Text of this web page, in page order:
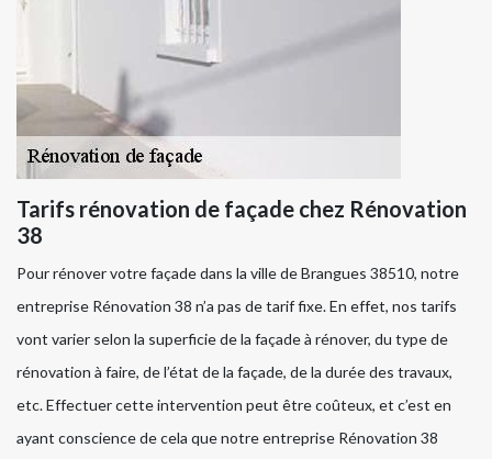
Tarifs rénovation de façade chez Rénovation
38
Pour rénover votre façade dans la ville de Brangues 38510, notre
entreprise Rénovation 38 n’a pas de tarif fixe. En effet, nos tarifs
vont varier selon la superficie de la façade à rénover, du type de
rénovation à faire, de l’état de la façade, de la durée des travaux,
etc. Effectuer cette intervention peut être coûteux, et c’est en
ayant conscience de cela que notre entreprise Rénovation 38